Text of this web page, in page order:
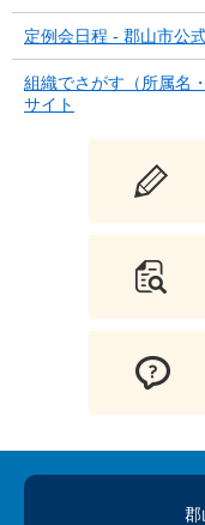
定例会日程 - 郡山市公
組織でさがす（所属名
サイト
郡